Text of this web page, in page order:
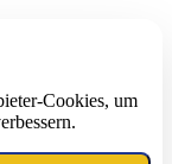
Cookies, um